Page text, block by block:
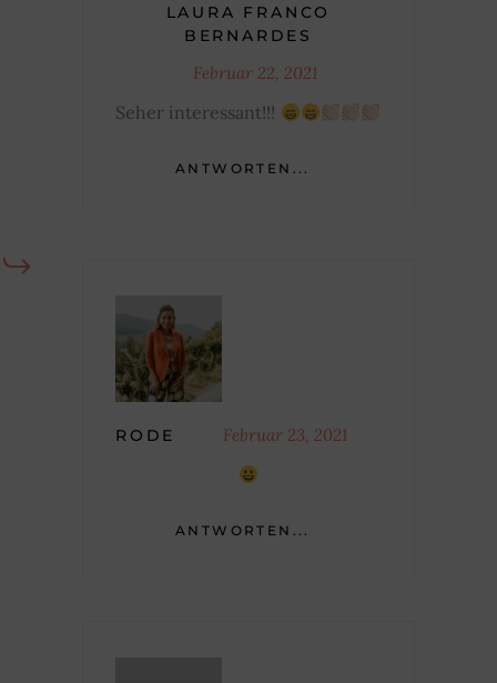
LAURA FRANCO
BERNARDES
Februar 22, 2021
Seher interessant!!!
ANTWORTEN...
RODE Februar 23, 2021
ANTWORTEN...